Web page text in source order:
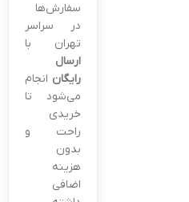
سفارش‌ها
در سراسر
تهران با
ارسال
رایگان انجام
می‌شود تا
خریدی
راحت و
بدون
هزینه
اضافی